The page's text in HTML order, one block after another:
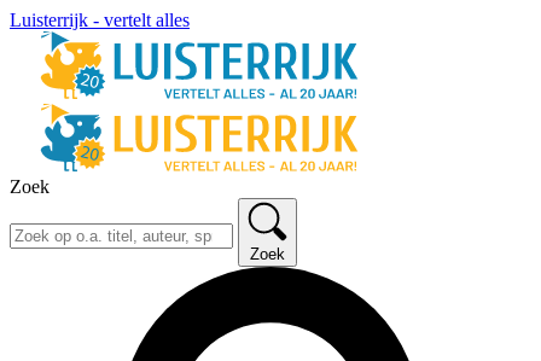
Luisterrijk - vertelt alles
Zoek
Zoek